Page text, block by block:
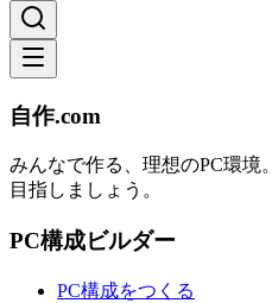
自作.com
みんなで作る、理想のPC環境。
目指しましょう。
PC構成ビルダー
PC構成をつくる